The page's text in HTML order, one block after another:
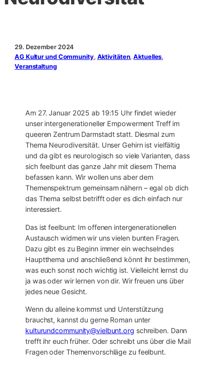
29. Dezember 2024
AG Kultur und Community, Aktivitäten, Aktuelles
Veranstaltung
Am 27. Januar 2025 ab 19:15 Uhr findet wieder
unser intergenerationeller Empowerment Treff im
queeren Zentrum Darmstadt statt. Diesmal zum
Thema Neurodiversität. Unser Gehirn ist vielfältig
und da gibt es neurologisch so viele Varianten, dass
sich feelbunt das ganze Jahr mit diesem Thema
befassen kann. Wir wollen uns aber dem
Themenspektrum gemeinsam nähern – egal ob dich
das Thema selbst betrifft oder es dich einfach nur
interessiert.
Das ist feelbunt: Im offenen intergenerationellen
Austausch widmen wir uns vielen bunten Fragen.
Dazu gibt es zu Beginn immer ein wechselndes
Hauptthema und anschließend könnt ihr bestimmen,
was euch sonst noch wichtig ist. Vielleicht lernst du
ja was oder wir lernen von dir. Wir freuen uns über
jedes neue Gesicht.
Wenn du alleine kommst und Unterstützung
brauchst, kannst du gerne Roman unter
kulturundcommunity@vielbunt.org schreiben. Dann
trefft ihr euch früher. Oder schreibt uns über die Mail
Fragen oder Themenvorschläge zu feelbunt.